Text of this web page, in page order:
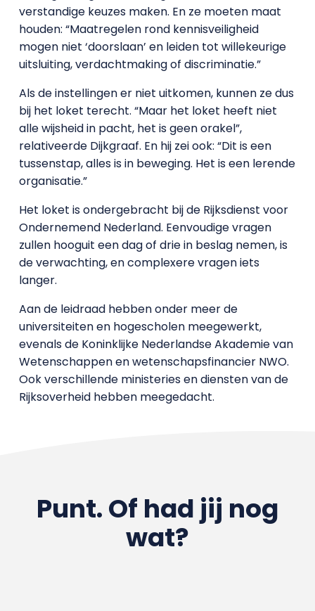
verstandige keuzes maken. En ze moeten maat
houden: “Maatregelen rond kennisveiligheid
mogen niet ‘doorslaan’ en leiden tot willekeurige
uitsluiting, verdachtmaking of discriminatie.”
Als de instellingen er niet uitkomen, kunnen ze dus
bij het loket terecht. “Maar het loket heeft niet
alle wijsheid in pacht, het is geen orakel”,
relativeerde Dijkgraaf. En hij zei ook: “Dit is een
tussenstap, alles is in beweging. Het is een lerende
organisatie.”
Het loket is ondergebracht bij de Rijksdienst voor
Ondernemend Nederland. Eenvoudige vragen
zullen hooguit een dag of drie in beslag nemen, is
de verwachting, en complexere vragen iets
langer.
Aan de leidraad hebben onder meer de
universiteiten en hogescholen meegewerkt,
evenals de Koninklijke Nederlandse Akademie van
Wetenschappen en wetenschapsfinancier NWO.
Ook verschillende ministeries en diensten van de
Rijksoverheid hebben meegedacht.
Punt. Of had jij nog
wat?